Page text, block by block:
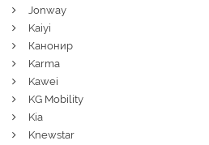
Jonway
Kaiyi
Канонир
Karma
Kawei
KG Mobility
Kia
Knewstar